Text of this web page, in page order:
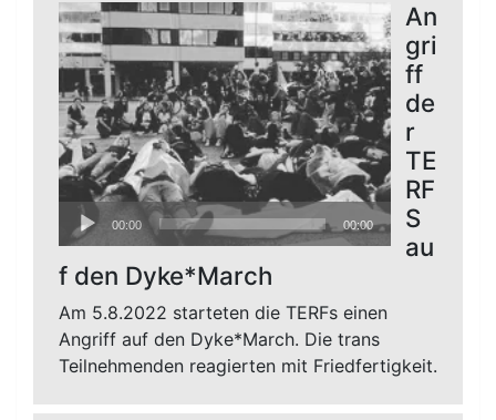
Audio-
Player
00:00 00:00
An
gri
ff
de
r
TE
RF
S
au
f den Dyke*March
Am 5.8.2022 starteten die TERFs einen
Angriff auf den Dyke*March. Die trans
Teilnehmenden reagierten mit Friedfertigkeit.